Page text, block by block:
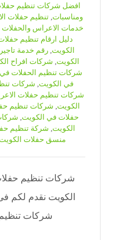
افضل شركات تنظيم
ومناسبات,تنظيم حفلات
خدمات الاعراس والحفلات
دليل ارقام تنظيم
الكويت, رقم خدمة
الكويت, شركات افراح
شركات تنظيم الحفلات
في الكويت, شركات
شركات تنظيم حفلات
الكويت, شركات تنظيم
حفلات في الكويت,
الكويت, شركة تنظيم
منسق حفلات
الكويت نقدم لكم
شركات